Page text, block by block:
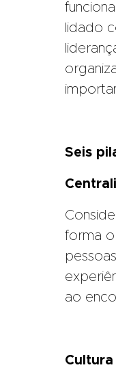
lidado
Seis
forma
ao
Cultura